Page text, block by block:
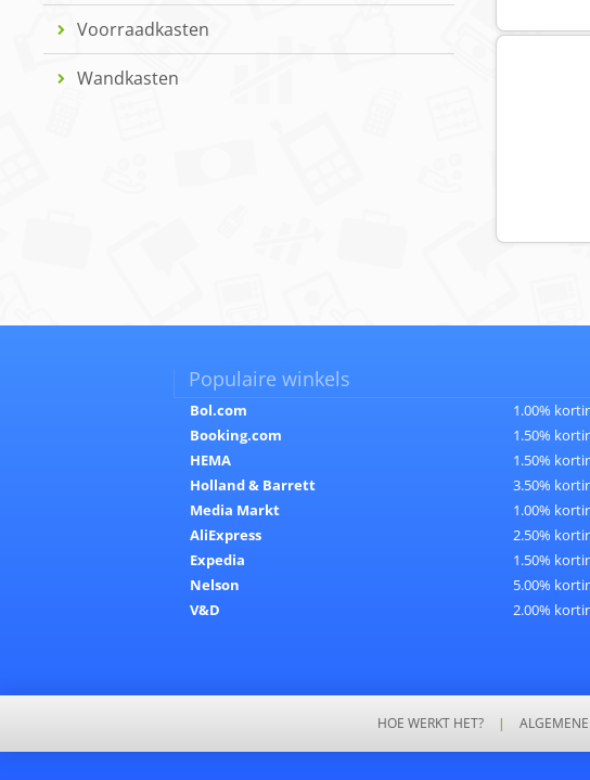
Voorraadkasten
Wandkasten
Populaire winkels
Bol.com
1.00%
Booking.com
1.50%
HEMA
1.50%
Holland & Barrett
3.50%
Media Markt
1.00%
AliExpress
2.50%
Expedia
1.50%
Nelson
5.00%
V&D
2.00%
HOE WERKT HET? |